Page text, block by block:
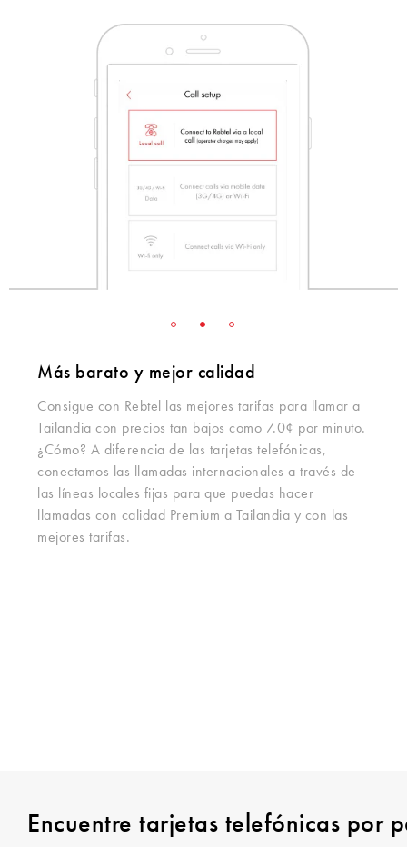
Más barato y mejor calidad
Consigue con Rebtel las mejores tarifas para llamar a
Tailandia con precios tan bajos como 7.0¢ por minuto.
¿Cómo? A diferencia de las tarjetas telefónicas,
conectamos las llamadas internacionales a través de
las líneas locales fijas para que puedas hacer
llamadas con calidad Premium a Tailandia y con las
mejores tarifas.
Encuentre tarjetas telefónicas por